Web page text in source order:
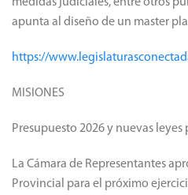
medidas judiciales, entre otros
apunta al diseño de un master
https://
MISIONES
Presupuesto 2026 y nuevas
La Cámara de Representantes
Provincial para el próximo